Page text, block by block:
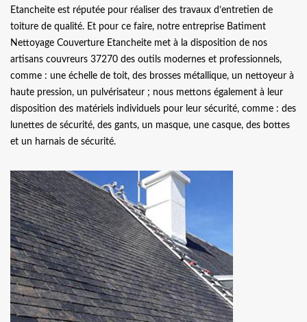
Etancheite est réputée pour réaliser des travaux d’entretien de
toiture de qualité. Et pour ce faire, notre entreprise Batiment
Nettoyage Couverture Etancheite met à la disposition de nos
artisans couvreurs 37270 des outils modernes et professionnels,
comme : une échelle de toit, des brosses métallique, un nettoyeur à
haute pression, un pulvérisateur ; nous mettons également à leur
disposition des matériels individuels pour leur sécurité, comme : des
lunettes de sécurité, des gants, un masque, une casque, des bottes
et un harnais de sécurité.